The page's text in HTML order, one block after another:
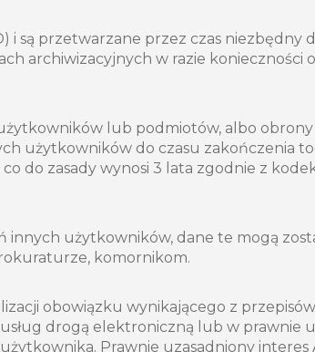
i są przetwarzane przez czas niezbędny
archiwizacyjnych w razie
lub podmiotów, albo
użytkowników do czasu zakończenia
do zasady wynosi 3 lata zgodnie z
innych użytkowników, dane te mogą
komornikom.
obowiązku wynikającego z przepisów
drogą elektroniczną lub w prawnie
Prawnie uzasadniony